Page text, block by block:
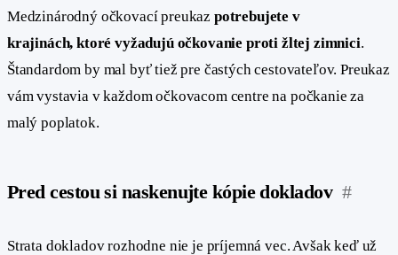
Medzinárodný očkovací preukaz potrebujete v
krajinách, ktoré vyžadujú očkovanie proti žltej zimnici.
Štandardom by mal byť tiež pre častých cestovateľov. Preukaz
vám vystavia v každom očkovacom centre na počkanie za
malý poplatok.
Pred cestou si naskenujte kópie dokladov #
Strata dokladov rozhodne nie je príjemná vec. Avšak keď už